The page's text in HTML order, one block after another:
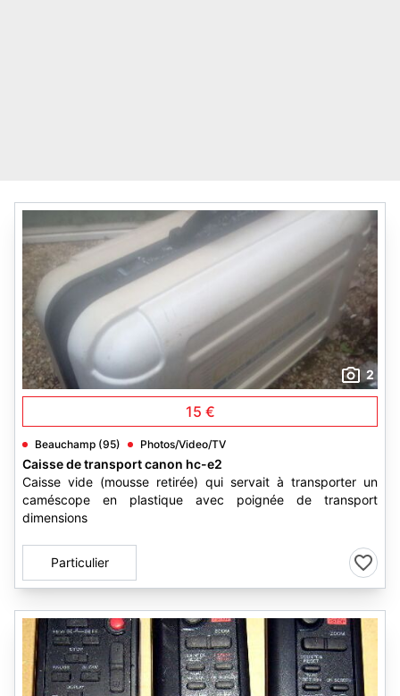
2
15 €
Beauchamp (95) Photos/Video/TV
Caisse de transport canon hc-e2
Caisse vide (mousse retirée) qui servait à transporter un
caméscope en plastique avec poignée de transport
dimensions
Particulier